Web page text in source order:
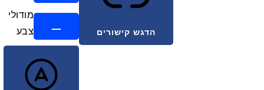
הדגש קישורים
מודולי
צבע